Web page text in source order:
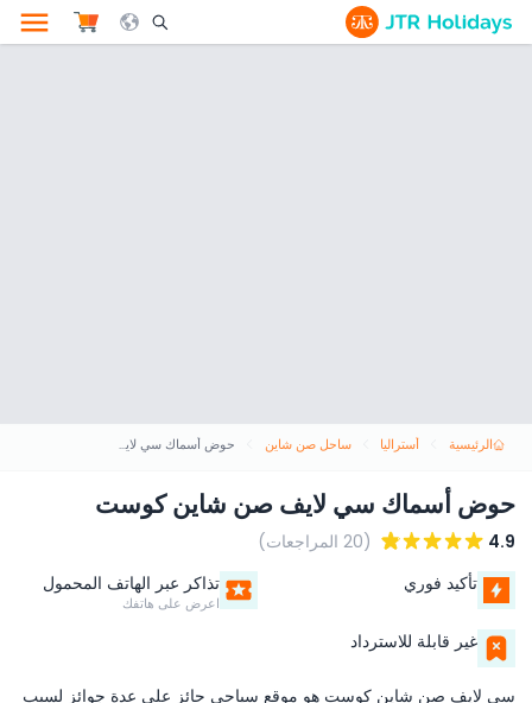
Search Opener Icon
الرئيسية أستراليا ساحل صن شاين حوض أسماك سي لايف صن شاين كوست
حوض أسماك سي لايف صن شاين كوست
4.9
(20 المراجعات)
تأكيد فوري
تذاكر عبر الهاتف المحمول
اعرض على هاتفك
غير قابلة للاسترداد
سي لايف صن شاين كوست هو موقع سياحي حائز على عدة جوائز لسبب